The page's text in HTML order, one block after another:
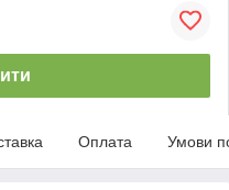
Оплата Умови